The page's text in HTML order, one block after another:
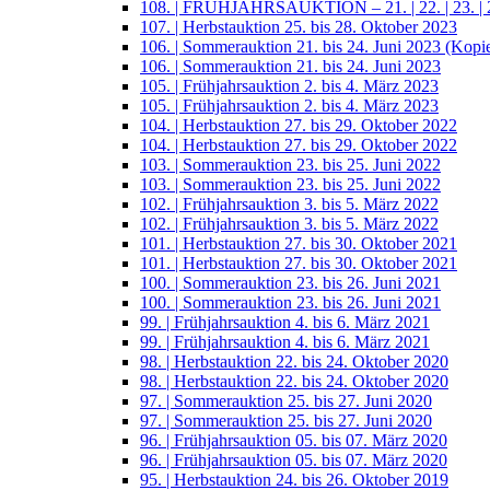
108. | FRÜHJAHRSAUKTION – 21. | 22. | 23. |
107. | Herbstauktion 25. bis 28. Oktober 2023
106. | Sommerauktion 21. bis 24. Juni 2023
106. | Sommerauktion 21. bis 24. Juni 2023
105. | Frühjahrsauktion 2. bis 4. März 2023
105. | Frühjahrsauktion 2. bis 4. März 2023
104. | Herbstauktion 27. bis 29. Oktober 2022
104. | Herbstauktion 27. bis 29. Oktober 2022
103. | Sommerauktion 23. bis 25. Juni 2022
103. | Sommerauktion 23. bis 25. Juni 2022
102. | Frühjahrsauktion 3. bis 5. März 2022
102. | Frühjahrsauktion 3. bis 5. März 2022
101. | Herbstauktion 27. bis 30. Oktober 2021
101. | Herbstauktion 27. bis 30. Oktober 2021
100. | Sommerauktion 23. bis 26. Juni 2021
100. | Sommerauktion 23. bis 26. Juni 2021
99. | Frühjahrsauktion 4. bis 6. März 2021
99. | Frühjahrsauktion 4. bis 6. März 2021
98. | Herbstauktion 22. bis 24. Oktober 2020
98. | Herbstauktion 22. bis 24. Oktober 2020
97. | Sommerauktion 25. bis 27. Juni 2020
97. | Sommerauktion 25. bis 27. Juni 2020
96. | Frühjahrsauktion 05. bis 07. März 2020
96. | Frühjahrsauktion 05. bis 07. März 2020
95. | Herbstauktion 24. bis 26. Oktober 2019